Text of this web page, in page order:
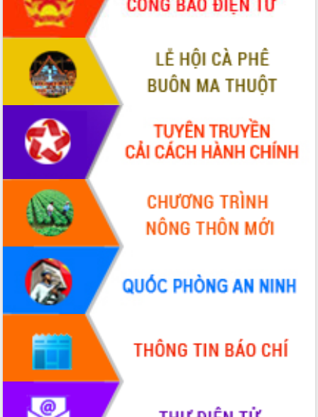
Hội nghị triển khai kết nối mạng
truyền số liệu chuyên dùng phục vụ cơ
quan Đảng, Nhà nước
Lễ phát động chuỗi hoạt động chung
tay làm sạch môi trường
Xã Ea Kar bước chuyển mình trong
công tác cải cách hành chính mô hình
UBND tỉnh họp báo định kỳ tháng 4
năm 2026
Hội thảo khoa học “Giải pháp thúc đẩy
phát triển nền kinh tế xanh tại tỉnh
Đắk Lắk”
Tăng cường giám sát, đôn đốc thực
hiện nhiệm vụ quản lý tài sản công
hàng tuần
Tháo gỡ những vướng mắc, đẩy mạnh
công tác cải cách thủ tục hành chính
tại Trung tâm Phục vụ hành chính
công tỉnh
Đắk Lắk: Tôn vinh 46 giải pháp tại Hội
thi Sáng tạo Kỹ thuật 2024 - 2025
Đắk Lắk rà soát, điều chỉnh Đề án 190
về phát triển nuôi trồng thủy sản
Phó Chủ tịch UBND tỉnh Đắk Lắk
Trương Công Thái kiểm tra thực địa
Dự án cao tốc Khánh Hòa - Buôn Ma